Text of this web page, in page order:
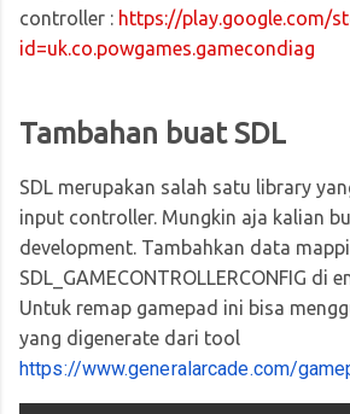
controller : https://play.google.com/
id=uk.co.powgames.gamecondiag
Tambahan buat SDL
SDL merupakan salah satu library
input controller. Mungkin aja kalian
development. Tambahkan data
SDL_GAMECONTROLLERCONFIG di
Untuk remap gamepad ini bisa
yang digenerate dari tool
https://www.generalarcade.com/